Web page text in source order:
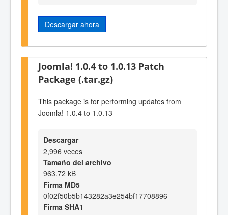
Descargar ahora
Joomla! 1.0.4 to 1.0.13 Patch
Package (.tar.gz)
This package is for performing updates from
Joomla! 1.0.4 to 1.0.13
Descargar
2,996 veces
Tamaño del archivo
963.72 kB
Firma MD5
0f02f50b5b143282a3e254bf17708896
Firma SHA1